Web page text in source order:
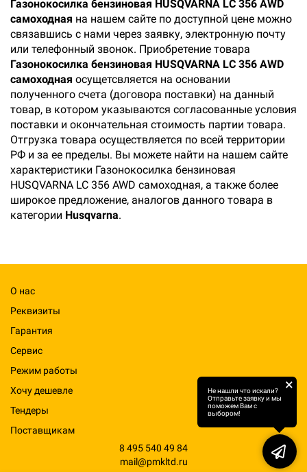
Газонокосилка бензиновая HUSQVARNA LC 356 AWD
самоходная на нашем сайте по доступной цене можно
связавшись с нами через заявку, электронную почту
или телефонный звонок. Приобретение товара
Газонокосилка бензиновая HUSQVARNA LC 356 AWD
самоходная осущетсвляется на основании
полученного счета (договора поставки) на данный
товар, в котором указываются согласованные условия
поставки и окончательная стоимость партии товара.
Отгрузка товара осуществляется по всей территории
РФ и за ее пределы. Вы можете найти на нашем сайте
характеристики Газонокосилка бензиновая
HUSQVARNA LC 356 AWD самоходная, а также более
широкое предложение, аналогов данного товара в
категории Husqvarna.
О нас
Реквизиты
Гарантия
Сервис
Режим работы
Хочу дешевле
Тендеры
Поставщикам
8 495 540 49 84
mail@pmkltd.ru
Не нашли что искали?
Отправьте заявку и мы
поможем Вам с
выбором!
×